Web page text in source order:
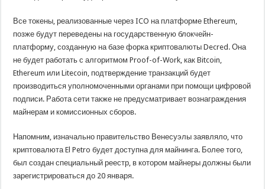
Все токены, реализованные через ICO на платформе Ethereum,
позже будут переведены на государственную блокчейн-
платформу, созданную на базе форка криптовалюты Decred. Она
не будет работать с алгоритмом Proof-of-Work, как Bitcoin,
Ethereum или Litecoin, подтверждение транзакций будет
производиться уполномоченными органами при помощи цифровой
подписи. Работа сети также не предусматривает вознаграждения
майнерам и комиссионных сборов.
Напомним, изначально правительство Венесуэлы заявляло, что
криптовалюта El Petro будет доступна для майнинга. Более того,
был создан специальный реестр, в котором майнеры должны были
зарегистрироваться до 20 января.